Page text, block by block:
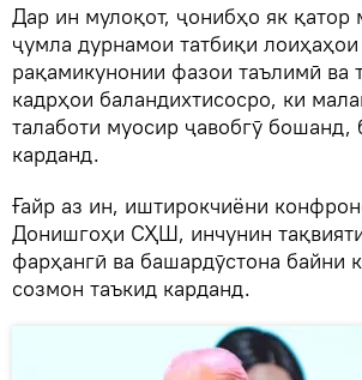
Дар ин мулоқот, ҷонибҳо як қатор
ҷумла дурнамои татбиқи
рақамикунонии фазои таълимӣ ва
кадрҳои баландихтисосро, ки
талаботи муосир ҷавобгӯ бошанд,
карданд.
Ғайр аз ин, иштирокчиёни
Донишгоҳи СҲШ, инчунин
фарҳангӣ ва башардӯстона байни
созмон таъкид карданд.